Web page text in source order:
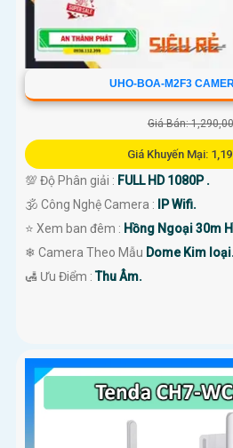
UHO-BOA-M2F3
Giá Bán:
Giá Khuyến Mại:
💯 Độ Phân giải : FULL HD 1080P .
🕉️ Công Nghệ Camera :
IP Wifi.
⭐ Xem ban đêm : Hồng Ngoại 30m
❄ Camera Theo Mẫu Dome Kim loại.
️🛃 Ưu Điểm :Thu Âm.